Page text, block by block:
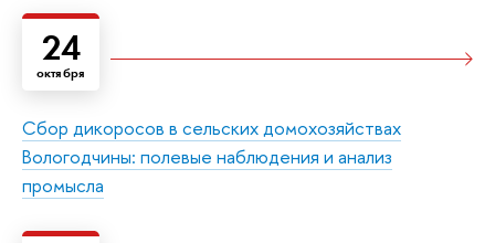
24
октября
Сбор дикоросов в сельских домохозяйствах
Вологодчины: полевые наблюдения и анализ
промысла